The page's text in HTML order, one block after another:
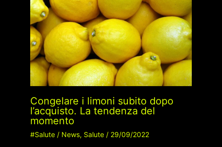
Congelare i limoni subito dopo
l’acquisto. La tendenza del
momento
#Salute/ News, Salute/ 29/09/2022